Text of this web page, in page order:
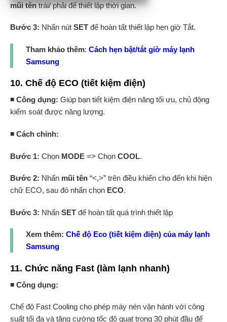
mũi têntrái/ phải để thiết lập thời gian.
Bước 3: Nhấn nút SET để hoàn tất thiết lập hẹn giờ Tắt.
Tham khảo thêm: Cách hẹn bật/tắt giờ máy lạnh
Samsung
10. Chế độ ECO (tiết kiệm điện)
◾ Công dụng: Giúp bạn tiết kiệm điện năng tối ưu, chủ động
kiểm soát được năng lượng.
◾ Cách chỉnh:
Bước 1: Chọn MODE => Chọn COOL.
Bước 2: Nhấn mũi tên “<,>” trên điều khiển cho đến khi hiện
chữ ECO, sau đó nhấn chọn ECO.
Bước 3: Nhấn SET để hoàn tất quá trình thiết lập
Xem thêm: Chế độ Eco (tiết kiệm điện) của máy lạnh
Samsung
11. Chức năng Fast (làm lạnh nhanh)
◾ Công dụng:
Chế độ Fast Cooling cho phép máy nén vận hành với công
suất tối đa và tăng cường tốc độ quạt trong 30 phút đầu để